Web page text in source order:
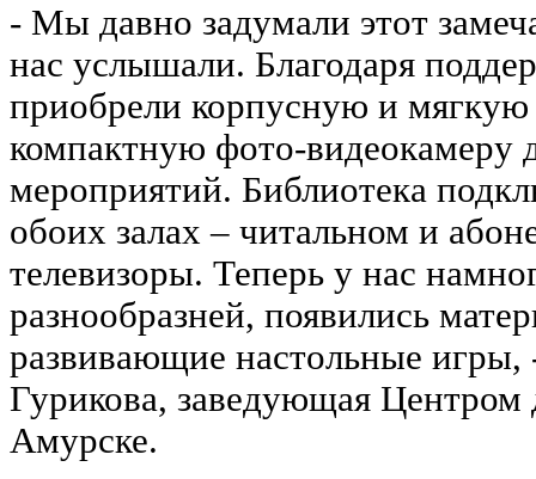
- Мы давно задумали этот
нас услышали. Благодаря
приобрели корпусную и мягкую
компактную фото-видеокамеру
мероприятий. Библиотека
обоих залах – читальном и
телевизоры. Теперь у нас
разнообразней, появились
развивающие настольные игры,
Гурикова, заведующая Центром
Амурске.